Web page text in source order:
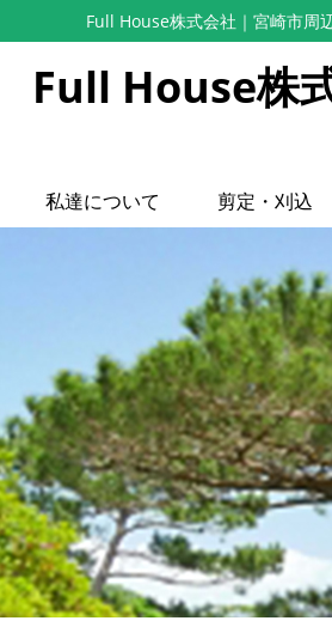
Full House株式会社 ｜宮崎市周
Full House株
私達について 剪定・刈込